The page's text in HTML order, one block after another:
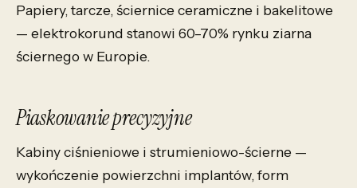
Papiery, tarcze, ściernice ceramiczne i bakelitowe
— elektrokorund stanowi 60–70% rynku ziarna
ściernego w Europie.
Piaskowanie precyzyjne
Kabiny ciśnieniowe i strumieniowo-ścierne —
wykończenie powierzchni implantów, form